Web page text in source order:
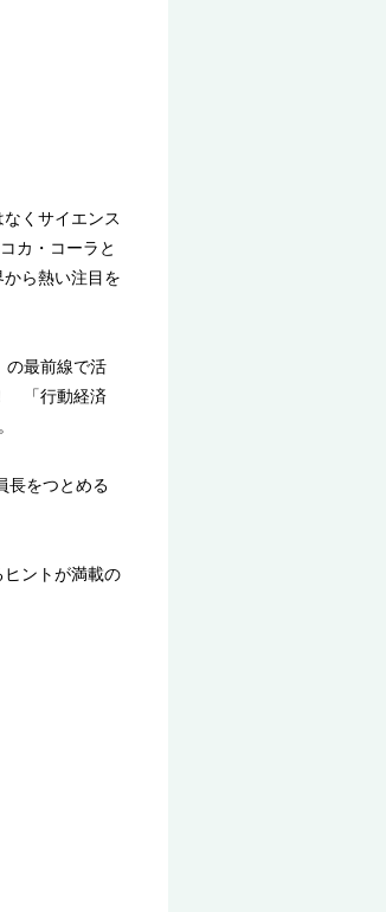
くサイエンス
カ・コーラと
ら熱い注目を
の最前線で活
「行動経済
長をつとめる
ントが満載の